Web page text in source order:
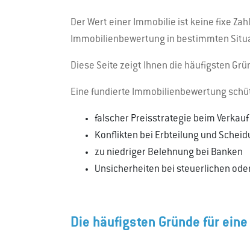
Der Wert einer Immobilie ist keine fixe
Immobilienbewertung in bestimmten
Diese Seite zeigt Ihnen die häufigsten
Eine fundierte Immobilienbewertung
falscher Preisstrategie beim Verkauf
Konflikten bei Erbteilung und
zu niedriger Belehnung bei Banken
Unsicherheiten bei steuerlichen
Die häufigsten Gründe für